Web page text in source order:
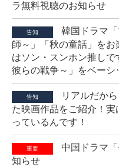
ラ無料視聴のお知らせ
告知
韓国ドラマ
師～」「秋の童話」をお
はソン・スンホン推し
彼らの戦争～」をベーシ
告知
リアルだか
た映画作品をご紹介！
っているんです！
重要
中国ドラマ
知らせ